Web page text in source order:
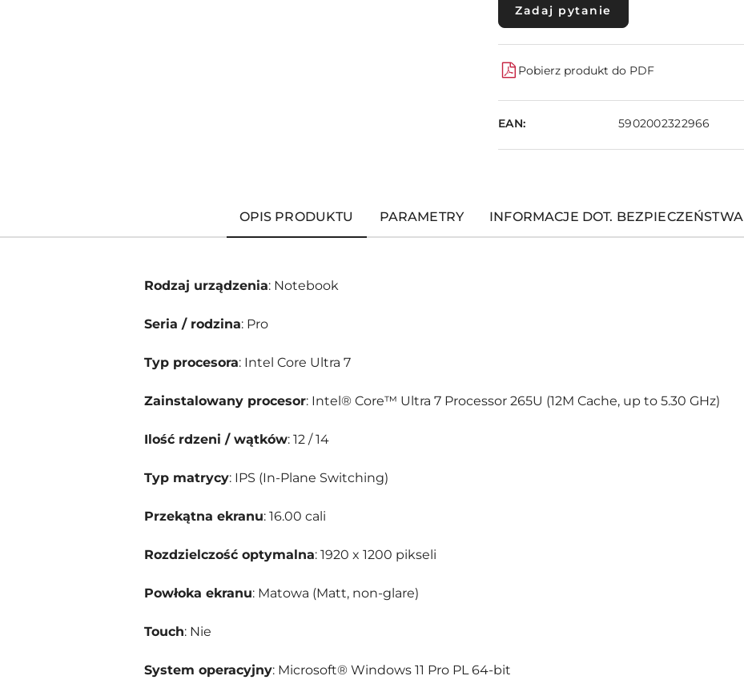
Zadaj pytanie
Pobierz produkt do PDF
EAN: 5902002322966
OPIS PRODUKTU PARAMETRY INFORMACJE DOT. BEZPIECZEŃSTWA
Rodzaj urządzenia: Notebook
Seria / rodzina: Pro
Typ procesora: Intel Core Ultra 7
Zainstalowany procesor: Intel® Core™ Ultra 7 Processor 265U (12M Cache, up to 5.30 GHz)
Ilość rdzeni / wątków: 12 / 14
Typ matrycy: IPS (In-Plane Switching)
Przekątna ekranu: 16.00 cali
Rozdzielczość optymalna: 1920 x 1200 pikseli
Powłoka ekranu: Matowa (Matt, non-glare)
Touch: Nie
System operacyjny: Microsoft® Windows 11 Pro PL 64-bit